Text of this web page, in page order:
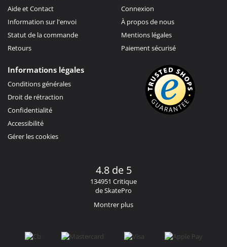
Aide et Contact
Information sur l'envoi
Statut de la commande
Retours
Connexion
À propos de nous
Mentions légales
Paiement sécurisé
Informations légales
Conditions générales
Droit de rétraction
Confidentialité
Accessibilité
Gérer les cookies
4.8 de 5
134951 Critique
de SkatePro
Montrer plus